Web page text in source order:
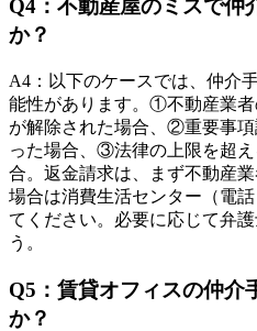
Q4 ： 不動産屋のミスで仲
か？
A4 ： 以下のケースでは、仲介
能性があります。①不動産業
が解除された場合、②重要事
った場合、③法律の上限を超
合。返金請求は、まず不動産
場合は消費生活センター（電
てください。必要に応じて弁
う。
Q5 ： 賃貸オフィスの仲介
か？